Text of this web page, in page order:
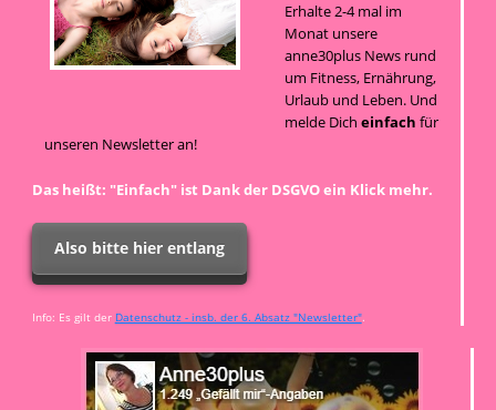
Erhalte 2-4 mal im
Monat unsere
anne30plus News rund
um Fitness, Ernährung,
Urlaub und Leben. Und
melde Dicheinfach für
unseren Newsletter an!
Das heißt: "Einfach" ist Dank der DSGVO ein Klick mehr.
Also bitte hier entlang
Info: Es gilt der Datenschutz - insb. der 6. Absatz "Newsletter".